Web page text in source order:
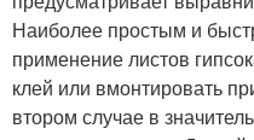
Наиболее простым и
применение листов
клей или вмонтировать
втором случае в